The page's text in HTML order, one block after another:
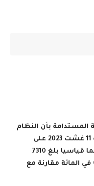
المستدامة بأن النظام
الكهربائي الوطني سجل يوم الجمعة 11 غشت 2023 على
الساعة التاسعة والنصف مساء، رقما قياسيا بلغ 7310
ميغاوات، مما يمثل زيادة بنسبة 0.8 في المائة مقارنة مع